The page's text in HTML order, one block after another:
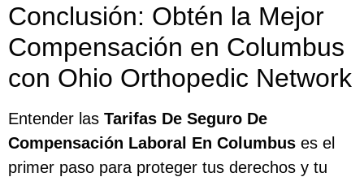
Conclusión: Obtén la Mejor
Compensación en Columbus
con Ohio Orthopedic Network
Entender las Tarifas De Seguro De
Compensación Laboral En Columbus es el
primer paso para proteger tus derechos y tu